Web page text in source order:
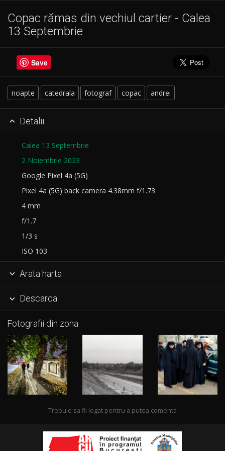
Copac rămas din vechiul cartier - Calea
13 Septembrie
Save
noapte catedrala fotograf copac andrei
 Detalii
Calea 13 Septembrie
2 Noiembrie 2023
Google Pixel 4a (5G)
Pixel 4a (5G) back camera 4.38mm f/1.73
4 mm
f/1.7
1/3 s
ISO 103
 Arata harta
 Descarca
Fotografii din zona
Trebuie sa fii logat pentru a putea comenta